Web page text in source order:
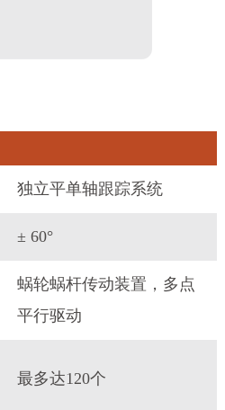
独立平单轴跟踪系统
± 60°
蜗轮蜗杆传动装置，多点
平行驱动
最多达120个